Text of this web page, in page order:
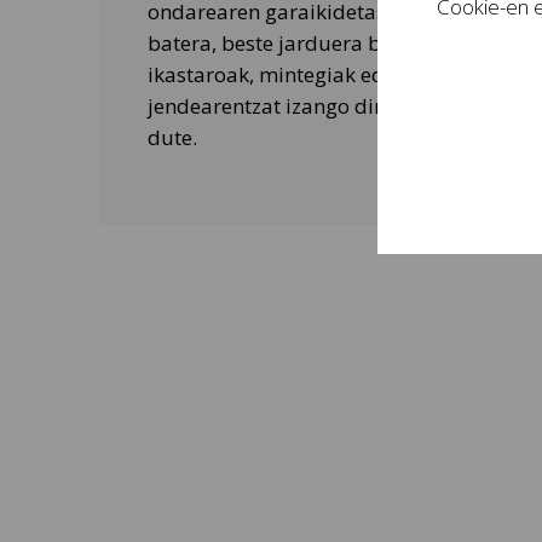
ondarearen garaikidetasuna
batera, beste jarduera batzuk ere egiten
ikastaroak, mintegiak edo tailer
jendearentzat izango dira eta bisitarien
dute.
Cookie-en